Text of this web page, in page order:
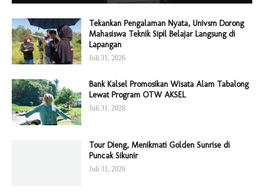
Tekankan Pengalaman Nyata, Univsm Dorong
Mahasiswa Teknik Sipil Belajar Langsung di
Lapangan
Juli 31, 2026
Bank Kalsel Promosikan Wisata Alam Tabalong
Lewat Program OTW AKSEL
Juli 31, 2026
Tour Dieng, Menikmati Golden Sunrise di
Puncak Sikunir
Juli 31, 2026